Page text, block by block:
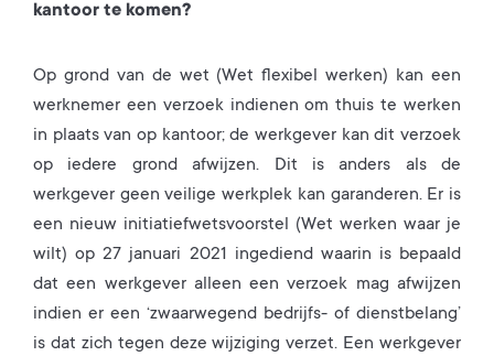
kantoor te komen?
Op grond van de wet (Wet flexibel werken) kan een
werknemer een verzoek indienen om thuis te werken
in plaats van op kantoor; de werkgever kan dit verzoek
op iedere grond afwijzen. Dit is anders als de
werkgever geen veilige werkplek kan garanderen. Er is
een nieuw initiatiefwetsvoorstel (Wet werken waar je
wilt) op 27 januari 2021 ingediend waarin is bepaald
dat een werkgever alleen een verzoek mag afwijzen
indien er een ‘zwaarwegend bedrijfs- of dienstbelang’
is dat zich tegen deze wijziging verzet. Een werkgever